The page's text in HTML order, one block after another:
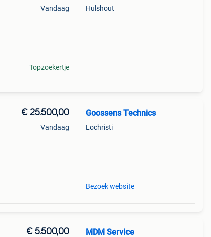
Vandaag
Topzoekertje
Hulshout
€ 25.500,00
Vandaag
Goossens Technics
Lochristi
Bezoek website
€ 5.500,00 MDM Service